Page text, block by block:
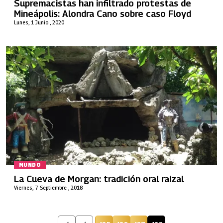
Lunes, 1 Junio , 2020
Supremacistas han infiltrado protestas de
Mineápolis: Alondra Cano sobre caso Floyd
MUNDO
Viernes, 7 Septiembre , 2018
La Cueva de Morgan: tradición oral raizal